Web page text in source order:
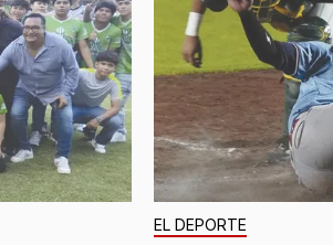
EL DEPORTE